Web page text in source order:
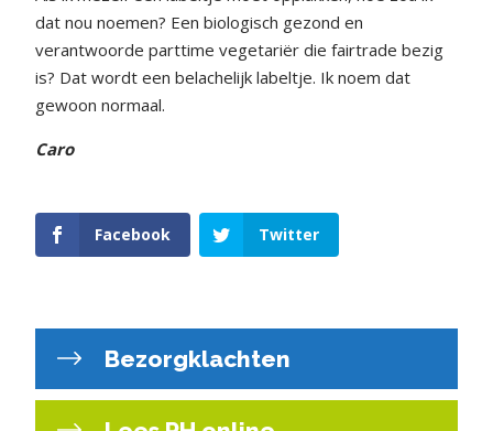
dat nou noemen? Een biologisch gezond en
verantwoorde parttime vegetariër die fairtrade bezig
is? Dat wordt een belachelijk labeltje. Ik noem dat
gewoon normaal.
Caro
Facebook Twitter
Bezorgklachten